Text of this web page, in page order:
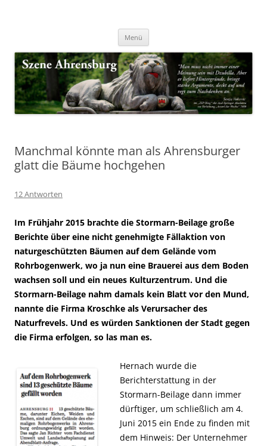
Szene Ahrensburg
Menü
Manchmal könnte man als Ahrensburger
glatt die Bäume hochgehen
12 Antworten
Im Frühjahr 2015 brachte die Stormarn-Beilage große
Berichte über eine nicht genehmigte Fällaktion von
naturgeschützten Bäumen auf dem Gelände vom
Rohrbogenwerk, wo ja nun eine Brauerei aus dem Boden
wachsen soll und ein neues Kulturzentrum. Und die
Stormarn-Beilage nahm damals kein Blatt vor den Mund,
nannte die Firma Kroschke als Verursacher des
Naturfrevels. Und es würden Sanktionen der Stadt gegen
die Firma erfolgen, so las man es.
Hernach wurde die
Berichterstattung in der
Stormarn-Beilage dann immer
dürftiger, um schließlich am 4.
Juni 2015 ein Ende zu finden mit
dem Hinweis: Der Unternehmer